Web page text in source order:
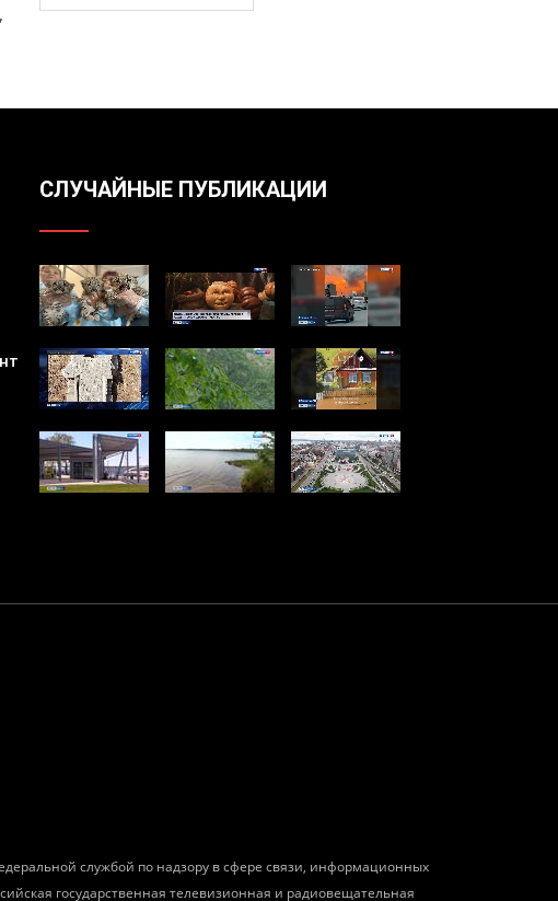
СЛУЧАЙНЫЕ ПУБЛИКАЦИИ
службой по надзору в сфере связи, информационных
государственная телевизионная и радиовещательная